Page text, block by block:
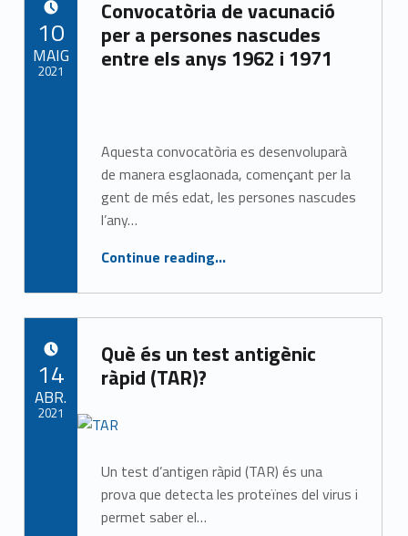
Convocatòria de vacunació
per a persones nascudes
entre els anys 1962 i 1971
Aquesta convocatòria es desenvoluparà
de manera esglaonada, començant per la
gent de més edat, les persones nascudes
l’any…
Continue reading“Convocatòria de vacunació per a persones nascudes entre els anys 1962 i 1971”
…
10
MAIG
2021
Què és un test antigènic
ràpid (TAR)?
Un test d’antigen ràpid (TAR) és una
prova que detecta les proteïnes del virus i
permet saber el…
14
ABR.
2021